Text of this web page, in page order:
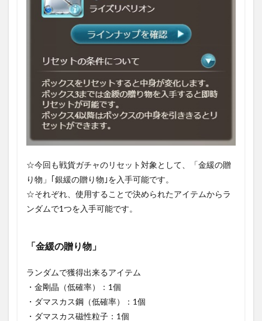
☆今回も戦貨ガチャのリセット対象として、「金緩の贈
り物」｢銀緩の贈り物｣を入手可能です。
☆それぞれ、使用することで決められたアイテムからラ
ンダムで1つを入手可能です。
「金緩の贈り物」
ランダムで獲得出来るアイテム
・金剛晶（低確率）：1個
・ダマスカス鋼（低確率）：1個
・ダマスカス磁性粒子：1個